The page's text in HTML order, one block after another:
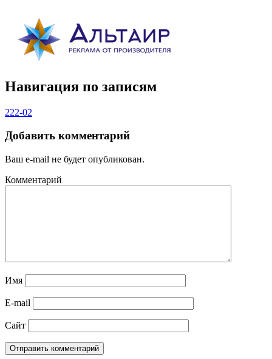
Навигация по записям
222-02
Добавить комментарий
Ваш e-mail не будет опубликован.
Комментарий
Имя
E-mail
Сайт